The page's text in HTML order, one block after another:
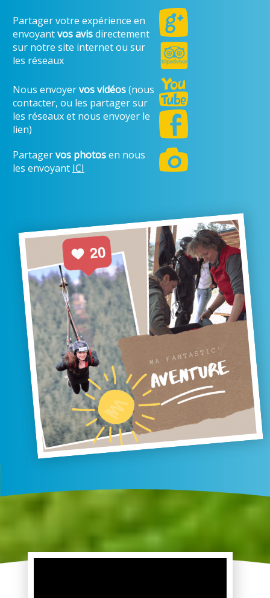
Partager votre expérience en
envoyantvos avisdirectement
sur notre site internet ou sur
les réseaux
Nous envoyervos vidéos(nous
contacter, ou les partager sur
les réseaux et nous envoyer le
lien)
Partagervos photosen nous
les envoyant ICI